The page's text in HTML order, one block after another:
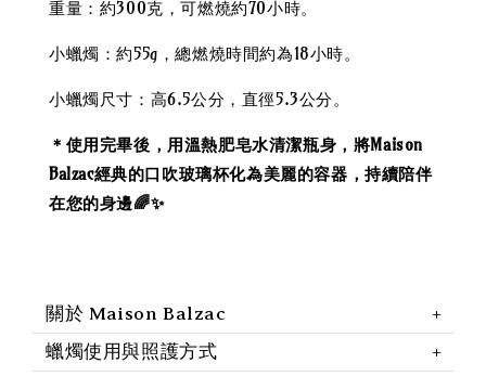
重量：約300克，可燃燒約70小時。
小蠟燭：約55g，總燃燒時間約為18小時。
小蠟燭尺寸：高6.5公分，直徑5.3公分。
＊使用完畢後，用溫熱肥皂水清潔瓶身，將Maison
Balzac經典的口吹玻璃杯化為美麗的容器，持續陪伴
在您的身邊🌈✨
關於 Maison Balzac
蠟燭使用與照護方式